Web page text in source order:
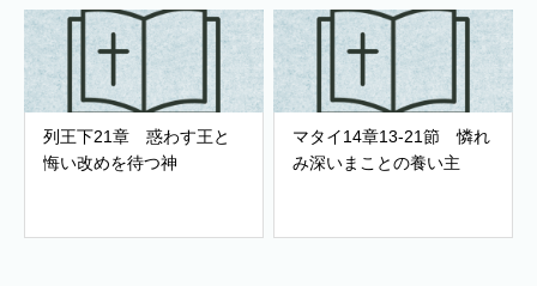
列王下21章 惑わす王と
悔い改めを待つ神
マタイ14章13-21節 憐れ
み深いまことの養い主